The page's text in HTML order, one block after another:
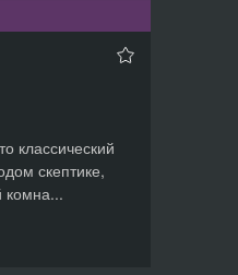
классический
скептике,
комна...